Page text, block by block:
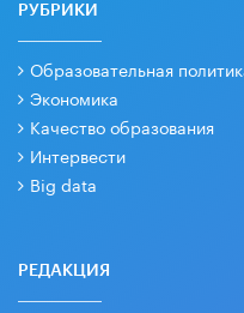
РУБРИКИ
Образовательная
Экономика
Качество образования
Интервести
Big data
РЕДАКЦИЯ